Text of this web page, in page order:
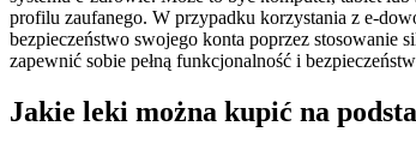
profilu zaufanego. W przypadku korzystania z e-
bezpieczeństwo swojego konta poprzez stosowanie
zapewnić sobie pełną funkcjonalność i
Jakie leki można kupić na